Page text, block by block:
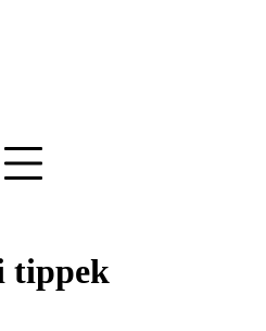
tippek